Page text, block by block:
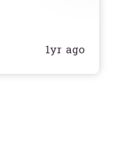
1yr ago